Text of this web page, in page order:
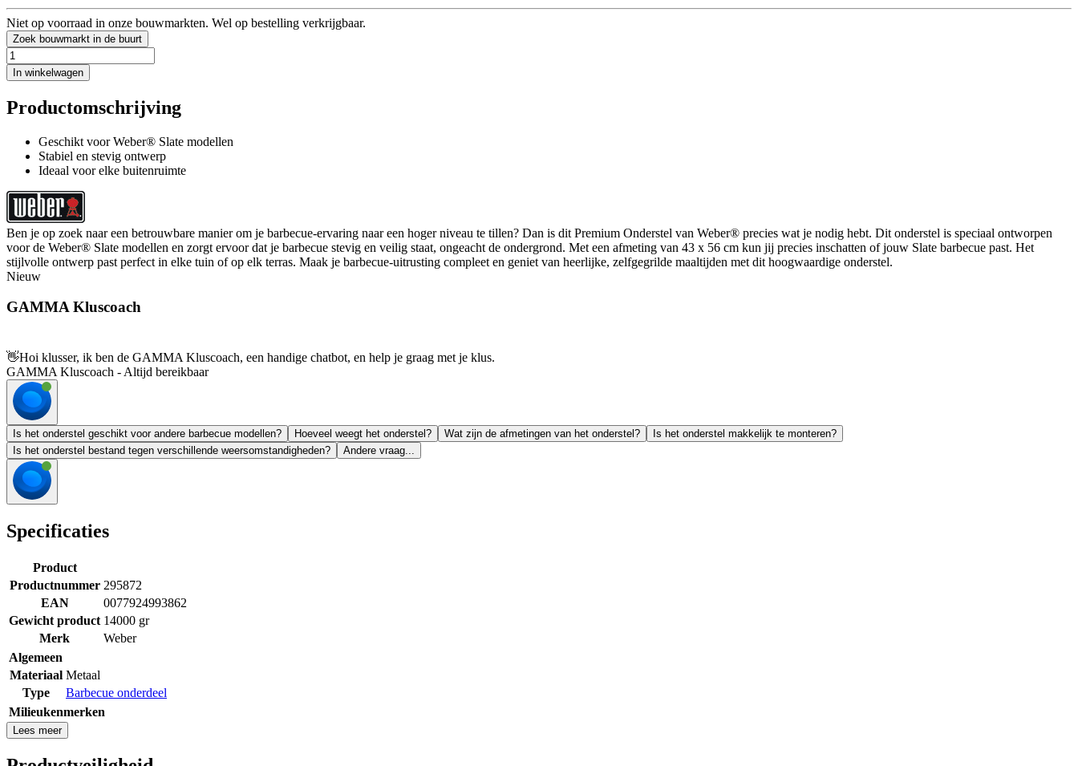
Niet op voorraad in onze bouwmarkten. Wel op bestelling verkrijgbaar.
Zoek bouwmarkt in de buurt
In winkelwagen
Productomschrijving
Geschikt voor Weber® Slate modellen
Stabiel en stevig ontwerp
Ideaal voor elke buitenruimte
Ben je op zoek naar een betrouwbare manier om je barbecue-ervaring naar een hoger niveau te tillen? Dan is dit Premium Onderstel van Weber® precies wat je nodig hebt. Dit onderstel is speciaal ontworpen
voor de Weber® Slate modellen en zorgt ervoor dat je barbecue stevig en veilig staat, ongeacht de ondergrond. Met een afmeting van 43 x 56 cm kun jij precies inschatten of jouw Slate barbecue past. Het
stijlvolle ontwerp past perfect in elke tuin of op elk terras. Maak je barbecue-uitrusting compleet en geniet van heerlijke, zelfgegrilde maaltijden met dit hoogwaardige onderstel.
Nieuw
GAMMA Kluscoach
👋Hoi klusser, ik ben de GAMMA Kluscoach, een handige chatbot, en help je graag met je klus.
GAMMA Kluscoach - Altijd bereikbaar
Is het onderstel geschikt voor andere barbecue modellen? Hoeveel weegt het onderstel? Wat zijn de afmetingen van het onderstel?
Is het onderstel makkelijk te monteren?
Is het onderstel bestand tegen verschillende weersomstandigheden?
Andere vraag...
Specificaties
Product
Productnummer 295872
EAN
0077924993862
Gewicht product 14000 gr
Merk
Weber
Algemeen
Materiaal Metaal
Type
Barbecue onderdeel
Milieukenmerken
Lees meer